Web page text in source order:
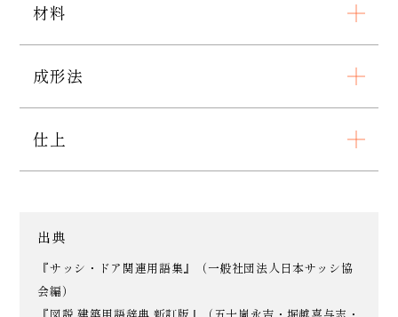
材料
成形法
仕上
出典
『サッシ・ドア関連用語集』（一般社団法人日本サッシ協
会編）
『図説 建築用語辞典 新訂版』（五十嵐永吉・堀越喜与志・